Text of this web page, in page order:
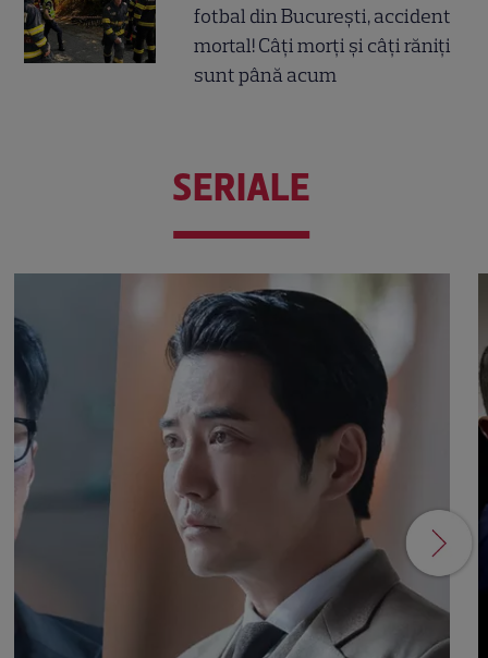
fotbal din București, accident
mortal! Câți morți și câți răniți
sunt până acum
SERIALE